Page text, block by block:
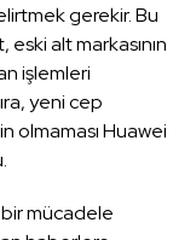
gerekir. Bu
alt markasının
işlemleri
yeni cep
olmaması Huawei
mücadele